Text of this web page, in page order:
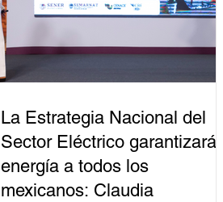
La Estrategia Nacional del
Sector Eléctrico garantizará
energía a todos los
mexicanos: Claudia